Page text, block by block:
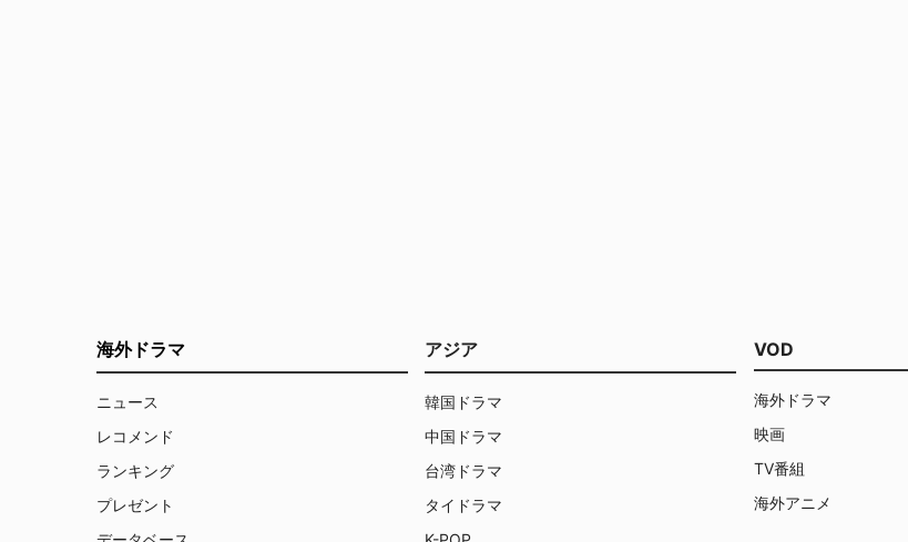
海外ドラマ
ニュース
レコメンド
ランキング
プレゼント
アジア
韓国ドラマ
中国ドラマ
台湾ドラマ
タイドラマ
VOD
海外ドラマ
映画
TV番組
海外アニメ